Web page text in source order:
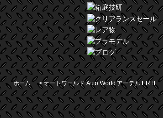
ホーム >オートワールド Auto World アーテル ERTL